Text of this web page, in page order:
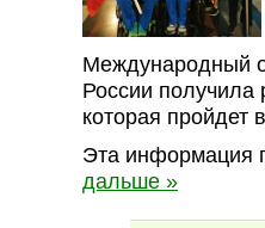
Международный
России
которая пройдет
Эта информация
дальше »